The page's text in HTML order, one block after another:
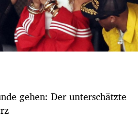
gehen: Der unterschätzte